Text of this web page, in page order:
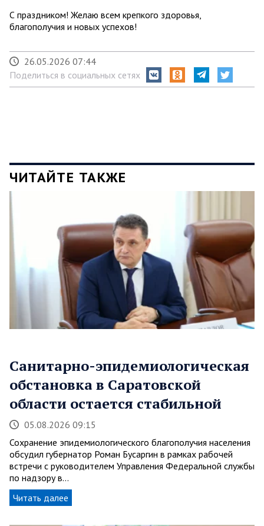
С праздником! Желаю всем крепкого здоровья,
благополучия и новых успехов!
26.05.2026 07:44
Поделиться в социальных сетях
ЧИТАЙТЕ ТАКЖЕ
Санитарно-эпидемиологическая
обстановка в Саратовской
области остается стабильной
05.08.2026 09:15
Сохранение эпидемиологического благополучия населения
обсудил губернатор Роман Бусаргин в рамках рабочей
встречи с руководителем Управления Федеральной службы
по надзору в…
Читать далее